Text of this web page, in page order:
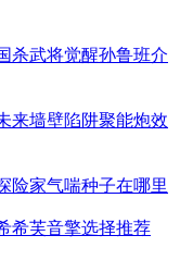
杀武将觉醒孙鲁班介
来墙壁陷阱聚能炮效
险家气喘种子在哪里
希芙音擎选择推荐